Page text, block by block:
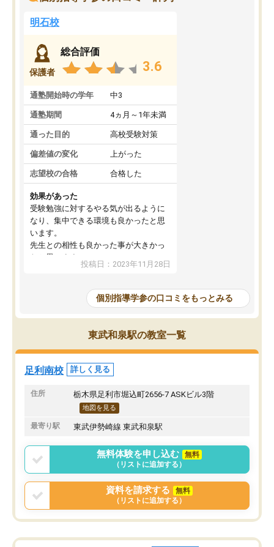
明石校
保護者
総合評価
3.6
通塾開始時の学年 中3
通塾期間 4ヵ月～1年未満
通った目的 高校受験対策
偏差値の変化 上がった
志望校の合格 合格した
効果があった
受験勉強に対するやる気が出るように
なり、集中できる環境も良かったと思
います。
先生との相性も良かった事が大きかっ
たと思います。
投稿日：2023年11月28日
個別指導学参の口コミをもっとみる
東武和泉駅の教室一覧
足利南校 詳しく見る
住所 栃木県足利市堀込町2656-7 ASKビル3階
地図を見る
最寄り駅 東武伊勢崎線 東武和泉駅
無料体験を申し込む
無料
（リストに追加する）
資料を請求する
無料
（リストに追加する）